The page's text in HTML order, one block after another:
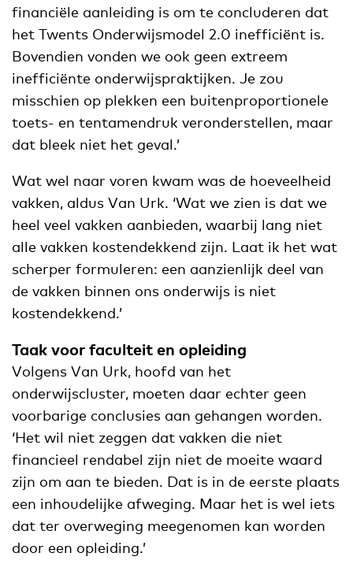
financiële aanleiding is om te concluderen dat
het Twents Onderwijsmodel 2.0 inefficiënt is.
Bovendien vonden we ook geen extreem
inefficiënte onderwijspraktijken. Je zou
misschien op plekken een buitenproportionele
toets- en tentamendruk veronderstellen, maar
dat bleek niet het geval.’
Wat wel naar voren kwam was de hoeveelheid
vakken, aldus Van Urk. ‘Wat we zien is dat we
heel veel vakken aanbieden, waarbij lang niet
alle vakken kostendekkend zijn. Laat ik het wat
scherper formuleren: een aanzienlijk deel van
de vakken binnen ons onderwijs is niet
kostendekkend.’
Taak voor faculteit en opleiding
Volgens Van Urk, hoofd van het
onderwijscluster, moeten daar echter geen
voorbarige conclusies aan gehangen worden.
‘Het wil niet zeggen dat vakken die niet
financieel rendabel zijn niet de moeite waard
zijn om aan te bieden. Dat is in de eerste plaats
een inhoudelijke afweging. Maar het is wel iets
dat ter overweging meegenomen kan worden
door een opleiding.’